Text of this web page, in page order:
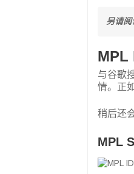
另请阅
MPL
与谷歌
情。正
稍后还
MPL